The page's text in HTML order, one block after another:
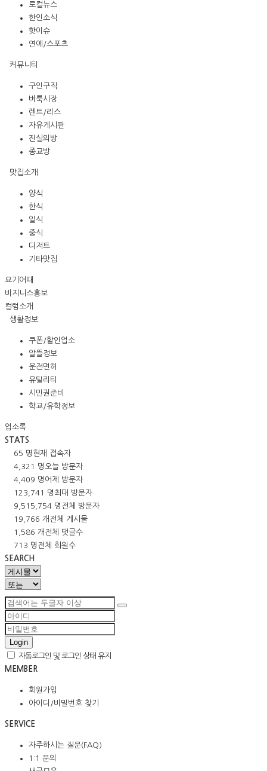
로컬뉴스
한인소식
핫이슈
연예/스포츠
커뮤니티
구인구직
벼룩시장
렌트/리스
자유게시판
진실의방
종교방
맛집소개
양식
한식
일식
중식
디저트
기타맛집
요기어때
비지니스홍보
컬럼소개
생활정보
쿠폰/할인업소
알뜰정보
운전면허
유틸리티
시민권준비
학교/유학정보
업소록
STATS
65 명 현재 접속자
4,321 명오늘 방문자
4,409 명 어제 방문자
123,741 명 최대 방문자
9,515,754 명 전체 방문자
19,766 개 전체 게시물
1,586 개 전체 댓글수
713 명 전체 회원수
SEARCH
Login
자동로그인 및 로그인 상태 유지
MEMBER
회원가입
아이디/비밀번호 찾기
SERVICE
자주하시는 질문(FAQ)
1:1 문의